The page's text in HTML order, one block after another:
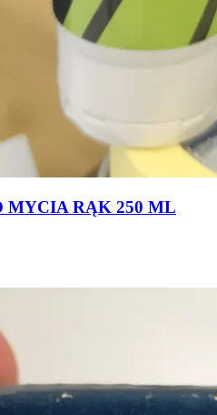
MYCIA RĄK 250 ML